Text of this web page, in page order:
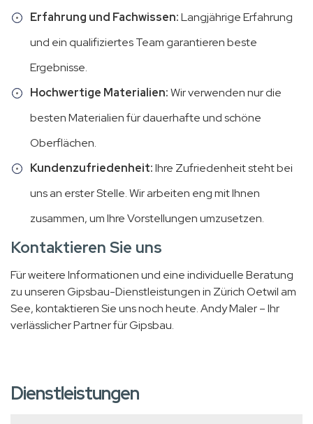
Erfahrung und Fachwissen:Langjährige Erfahrung
und ein qualifiziertes Team garantieren beste
Ergebnisse.
Hochwertige Materialien:Wir verwenden nur die
besten Materialien für dauerhafte und schöne
Oberflächen.
Kundenzufriedenheit:Ihre Zufriedenheit steht bei
uns an erster Stelle. Wir arbeiten eng mit Ihnen
zusammen, um Ihre Vorstellungen umzusetzen.
Kontaktieren Sie uns
Für weitere Informationen und eine individuelle Beratung
zu unseren Gipsbau-Dienstleistungen in Zürich Oetwil am
See, kontaktieren Sie uns noch heute. Andy Maler – Ihr
verlässlicher Partner für Gipsbau.
Dienstleistungen